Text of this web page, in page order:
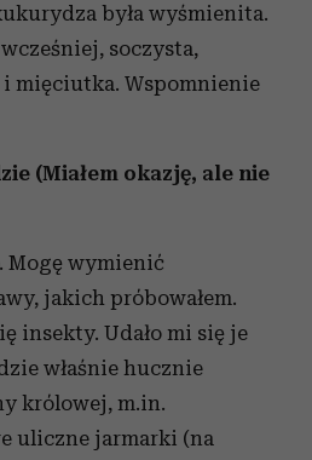
była wyśmienita.
soczysta,
i mięciutka. Wspomnienie
(Miałem okazję, ale nie
Mogę wymienić
jakich próbowałem.
insekty. Udało mi się je
właśnie hucznie
królowej, m.in.
uliczne jarmarki (na